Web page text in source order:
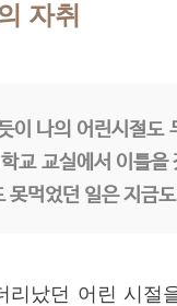
자취
이 나의 어린시절
교 교실에서 이틀
못먹었던 일은 지금
리났던 어린 시절